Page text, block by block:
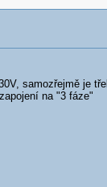
samozřejmě je
na "3 fáze"